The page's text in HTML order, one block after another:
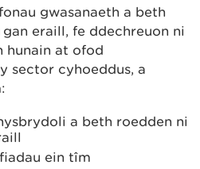
gwasanaeth a beth
eraill, fe ddechreuon ni
hunain at ofod
sector cyhoeddus, a
a beth roedden ni
ein tîm